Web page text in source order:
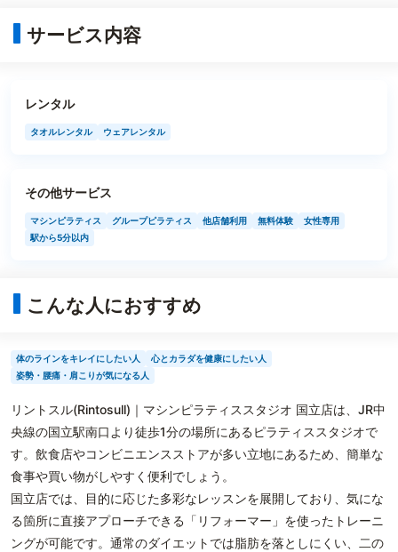
サービス内容
レンタル
タオルレンタル ウェアレンタル
その他サービス
マシンピラティス グループピラティス 他店舗利用 無料体験
女性専用
駅から5分以内
こんな人におすすめ
体のラインをキレイにしたい人
心とカラダを健康にしたい人
姿勢・腰痛・肩こりが気になる人
リントスル(Rintosull)｜マシンピラティススタジオ 国立店は、JR中
央線の国立駅南口より徒歩1分の場所にあるピラティススタジオで
す。飲食店やコンビニエンスストアが多い立地にあるため、簡単な
食事や買い物がしやすく便利でしょう。
国立店では、目的に応じた多彩なレッスンを展開しており、気にな
る箇所に直接アプローチできる「リフォーマー」を使ったトレーニ
ングが可能です。通常のダイエットでは脂肪を落としにくい、二の